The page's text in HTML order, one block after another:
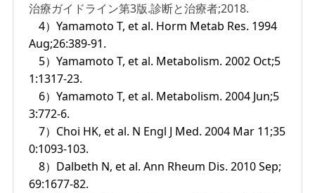
治療ガイドライン第3版.診断と治療者;2018.
4）Yamamoto T, et al. Horm Metab Res. 1994
Aug;26:389-91.
5）Yamamoto T, et al. Metabolism. 2002 Oct;5
1:1317-23.
6）Yamamoto T, et al. Metabolism. 2004 Jun;5
3:772-6.
7）Choi HK, et al. N Engl J Med. 2004 Mar 11;35
0:1093-103.
8）Dalbeth N, et al. Ann Rheum Dis. 2010 Sep;
69:1677-82.